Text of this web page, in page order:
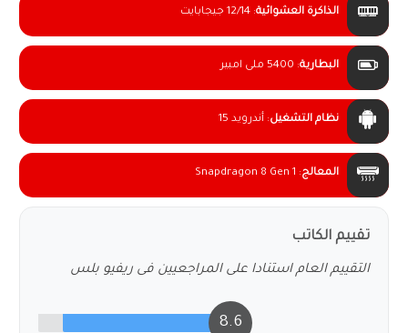
الذاكرة العشوائية:12/14 جيجابايت
البطارية: 5400 ملى امبير
نظام التشغيل: أندرويد 15
المعالج:
Snapdragon 8 Gen 1
تقييم الكاتب
التقييم العام استنادا على المراجعيين فى ريفيو بلس
8.6